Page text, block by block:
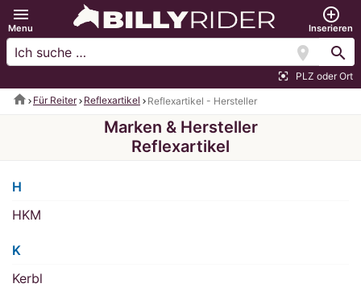
menu
Menu
add_circle_outline
Inserieren
location_on search
center_focus_strong PLZ oder Ort
home Für Reiter Reflexartikel Reflexartikel - Hersteller
Marken & Hersteller
Reflexartikel
H
HKM
K
Kerbl